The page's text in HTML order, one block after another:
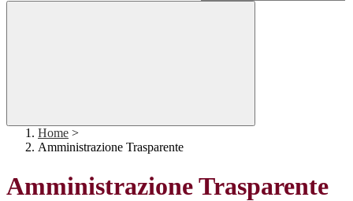
Home >
Amministrazione Trasparente
Amministrazione Trasparente